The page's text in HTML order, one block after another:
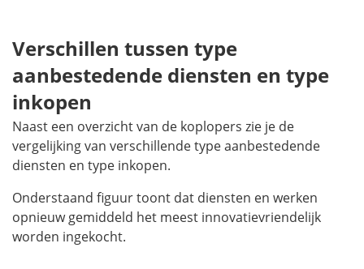
Verschillen tussen type
aanbestedende diensten en type
inkopen
Naast een overzicht van de koplopers zie je de
vergelijking van verschillende type aanbestedende
diensten en type inkopen.
Onderstaand figuur toont dat diensten en werken
opnieuw gemiddeld het meest innovatievriendelijk
worden ingekocht.